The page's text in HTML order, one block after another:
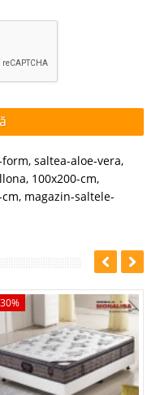
, saltea-aloe-vera,
, 100x200-cm,
, magazin-saltele-